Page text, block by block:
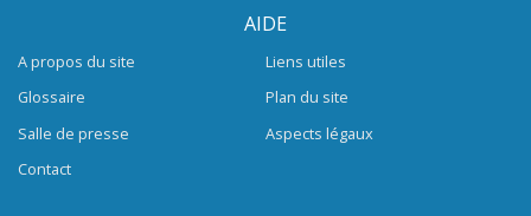
AIDE
A propos du site
Glossaire
Salle de presse
Contact
Liens utiles
Plan du site
Aspects légaux